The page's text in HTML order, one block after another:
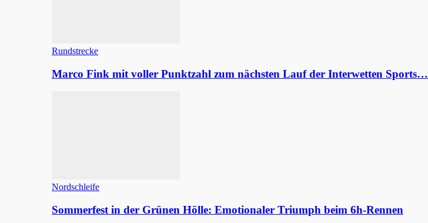
Rundstrecke
Marco Fink mit voller Punktzahl zum nächsten Lauf der Interwetten Sports…
Nordschleife
Sommerfest in der Grünen Hölle: Emotionaler Triumph beim 6h-Rennen